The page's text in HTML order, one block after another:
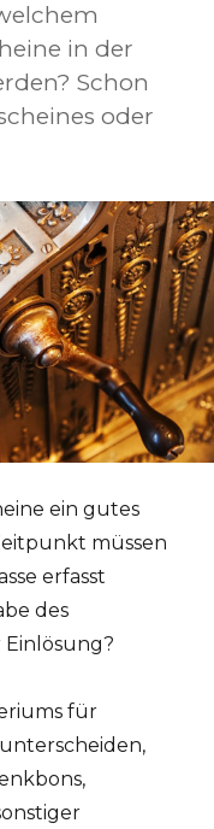
in der
Schon
oder
ein gutes
müssen
erfasst
des
Einlösung?
für